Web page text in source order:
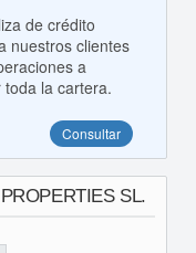
de crédito
nuestros clientes
a
la cartera.
Consultar
SL.